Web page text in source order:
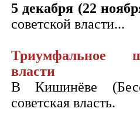
5 декабря (22
советской власти...
Триумфальное
власти
В Кишинёве
советская власть.